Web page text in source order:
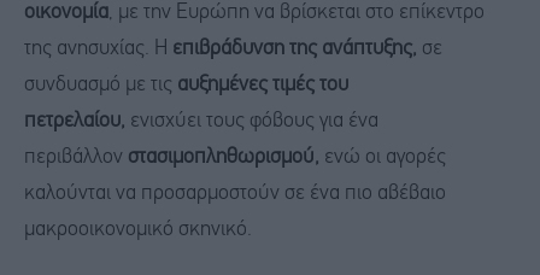
οικονομία, με την Ευρώπη να βρίσκεται στο επίκεντρο
της ανησυχίας. Η επιβράδυνση της ανάπτυξης, σε
συνδυασμό με τις αυξημένες τιμές του
πετρελαίου, ενισχύει τους φόβους για ένα
περιβάλλον στασιμοπληθωρισμού, ενώ οι αγορές
καλούνται να προσαρμοστούν σε ένα πιο αβέβαιο
μακροοικονομικό σκηνικό.